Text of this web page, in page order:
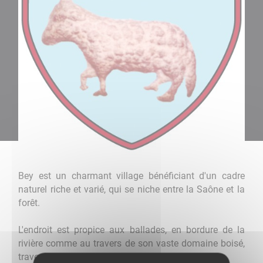
Bey est un charmant village bénéficiant d'un cadre
naturel riche et varié, qui se niche entre la Saône et la
forêt.
L'endroit est propice aux ballades, en bordure de la
rivière comme au travers de son vaste domaine boisé,
traversé de sentiers de randonnées.